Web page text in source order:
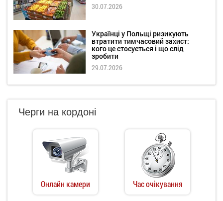
30.07.2026
Українці у Польщі ризикують
втратити тимчасовий захист:
кого це стосується і що слід
зробити
29.07.2026
Черги на кордоні
Онлайн камери Час очікування